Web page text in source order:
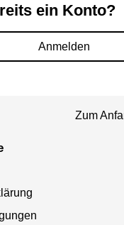
ein Konto?
Anmelden
Zum